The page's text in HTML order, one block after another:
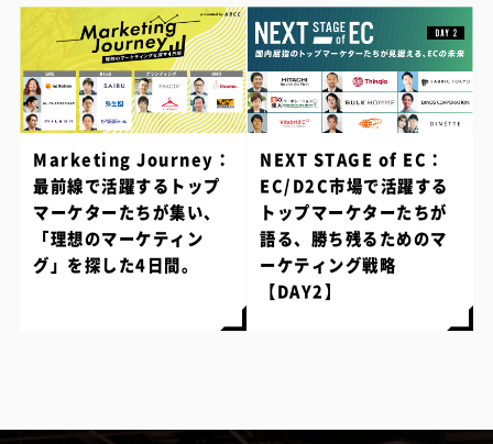
Marketing Journey：
最前線で活躍するトップ
マーケターたちが集い、
「理想のマーケティン
グ」を探した4日間。
NEXT STAGE of EC：
EC/D2C市場で活躍する
トップマーケターたちが
語る、勝ち残るためのマ
ーケティング戦略
【DAY2】